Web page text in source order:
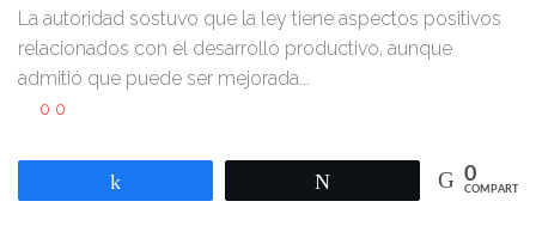
La autoridad sostuvo que la ley tiene aspectos positivos
relacionados con el desarrollo productivo, aunque
admitió que puede ser mejorada...
0 0
0
COMPARTIR